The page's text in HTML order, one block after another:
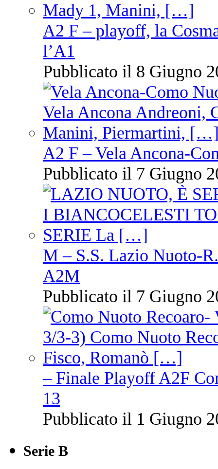
A2 F – playoff, la
l’A1
Pubblicato il 8 Giugno
A2 F – Vela Ancona-
Pubblicato il 7 Giugno
M – S.S. Lazio Nuoto-
A2M
Pubblicato il 7 Giugno
– Finale Playoff A2F
13
Pubblicato il 1 Giugno
Serie B